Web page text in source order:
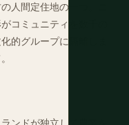
人間定住地の一つ。ニ
コミュニティを数千の
的グループに隔離しま